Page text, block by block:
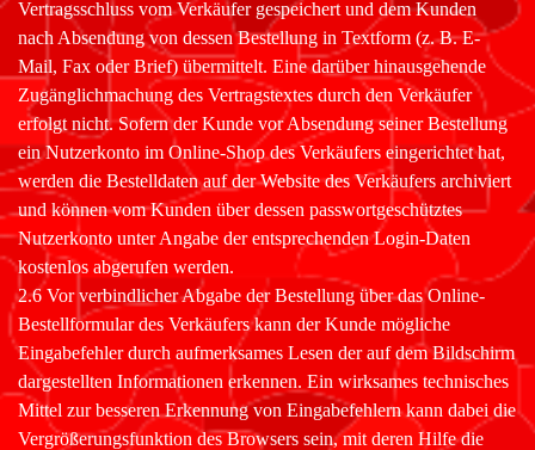
Vertragsschluss vom Verkäufer gespeichert und dem Kunden
nach Absendung von dessen Bestellung in Textform (z. B. E-
Mail, Fax oder Brief) übermittelt. Eine darüber hinausgehende
Zugänglichmachung des Vertragstextes durch den Verkäufer
erfolgt nicht. Sofern der Kunde vor Absendung seiner Bestellung
ein Nutzerkonto im Online-Shop des Verkäufers eingerichtet hat,
werden die Bestelldaten auf der Website des Verkäufers archiviert
und können vom Kunden über dessen passwortgeschütztes
Nutzerkonto unter Angabe der entsprechenden Login-Daten
kostenlos abgerufen werden.
2.6 Vor verbindlicher Abgabe der Bestellung über das Online-
Bestellformular des Verkäufers kann der Kunde mögliche
Eingabefehler durch aufmerksames Lesen der auf dem Bildschirm
dargestellten Informationen erkennen. Ein wirksames technisches
Mittel zur besseren Erkennung von Eingabefehlern kann dabei die
Vergrößerungsfunktion des Browsers sein, mit deren Hilfe die